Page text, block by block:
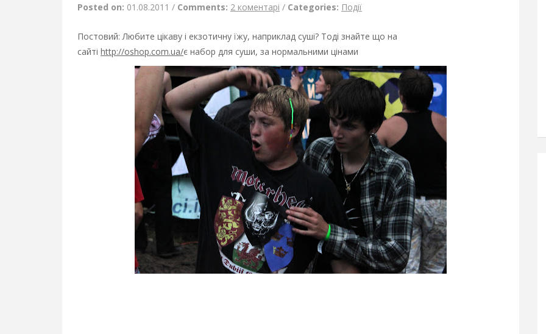
Posted on: 01.08.2011 / Comments: 2 коментарі / Categories: Події
Постовий: Любите цікаву і екзотичну їжу, наприклад суші? Тоді знайте що на
сайті http://oshop.com.ua/є набор для суши, за нормальними цінами